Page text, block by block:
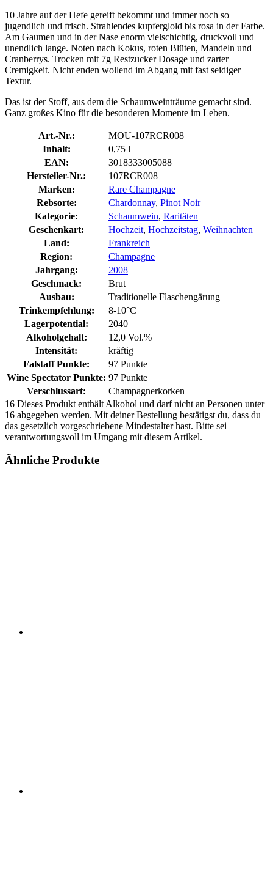
10 Jahre auf der Hefe gereift bekommt und immer noch so
jugendlich und frisch. Strahlendes kupferglold bis rosa in der Farbe.
Am Gaumen und in der Nase enorm vielschichtig, druckvoll und
unendlich lange. Noten nach Kokus, roten Blüten, Mandeln und
Cranberrys. Trocken mit 7g Restzucker Dosage und zarter
Cremigkeit. Nicht enden wollend im Abgang mit fast seidiger
Textur.
Das ist der Stoff, aus dem die Schaumweinträume gemacht sind.
Ganz großes Kino für die besonderen Momente im Leben.
Art.-Nr.:
MOU-107RCR008
Inhalt:
0,75 l
EAN:
3018333005088
Hersteller-Nr.:
107RCR008
Marken:
Rare Champagne
Rebsorte:
Chardonnay, Pinot Noir
Kategorie:
Schaumwein, Raritäten
Geschenkart:
Hochzeit, Hochzeitstag, Weihnachten
Land:
Frankreich
Region:
Champagne
Jahrgang:
2008
Geschmack:
Brut
Ausbau:
Traditionelle Flaschengärung
Trinkempfehlung:
8-10°C
Lagerpotential:
2040
Alkoholgehalt:
12,0 Vol.%
Intensität:
kräftig
Falstaff Punkte:
97 Punkte
Wine Spectator Punkte: 97 Punkte
Verschlussart:
Champagnerkorken
16 Dieses Produkt enthält Alkohol und darf nicht an Personen unter
16 abgegeben werden. Mit deiner Bestellung bestätigst du, dass du
das gesetzlich vorgeschriebene Mindestalter hast. Bitte sei
verantwortungsvoll im Umgang mit diesem Artikel.
Ähnliche Produkte